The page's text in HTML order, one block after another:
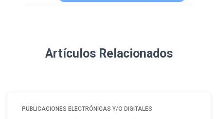
Artículos Relacionados
PUBLICACIONES ELECTRÓNICAS Y/O DIGITALES